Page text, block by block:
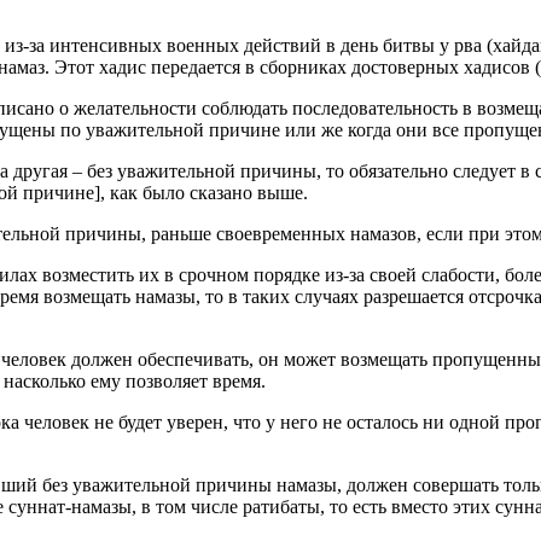
за интенсивных военных действий в день битвы у рва
Этот хадис передается в сборниках достоверных
о желательности соблюдать последовательность в
по уважительной причине или же когда они все
– без уважительной причины, то обязательно следует
причине], как было сказано выше.
причины, раньше своевременных намазов, если при
возместить их в срочном порядке из-за своей слабости,
возмещать намазы, то в таких случаях разрешается
должен обеспечивать, он может возмещать
ему позволяет время.
человек не будет уверен, что у него не осталось ни одной
без уважительной причины намазы, должен совершать
намазы, в том числе ратибаты, то есть вместо этих